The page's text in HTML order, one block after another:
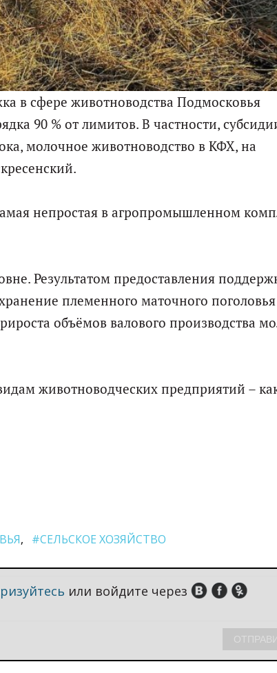
в сфере животноводства Подмосковья
90 % от лимитов. В частности,
молочное животноводство в КФХ, на
непростая в агропромышленном
Результатом предоставления
племенного маточного поголовья
объёмов валового производства
животноводческих предприятий –
#СЕЛЬСКОЕ ХОЗЯЙСТВО
или войдите через